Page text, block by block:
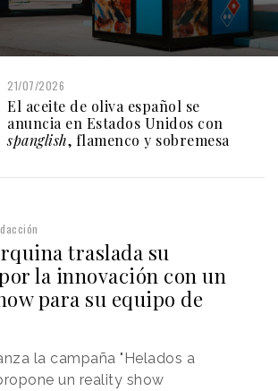
21/07/2026
El aceite de oliva español se
anuncia en Estados Unidos con
spanglish, flamenco y sobremesa
traslada su
la innovación con un
para su equipo de
la campaña "Helados a
un reality show